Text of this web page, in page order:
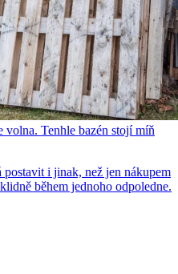
volna. Tenhle bazén stojí míň
postavit i jinak, než jen nákupem
během jednoho odpoledne.